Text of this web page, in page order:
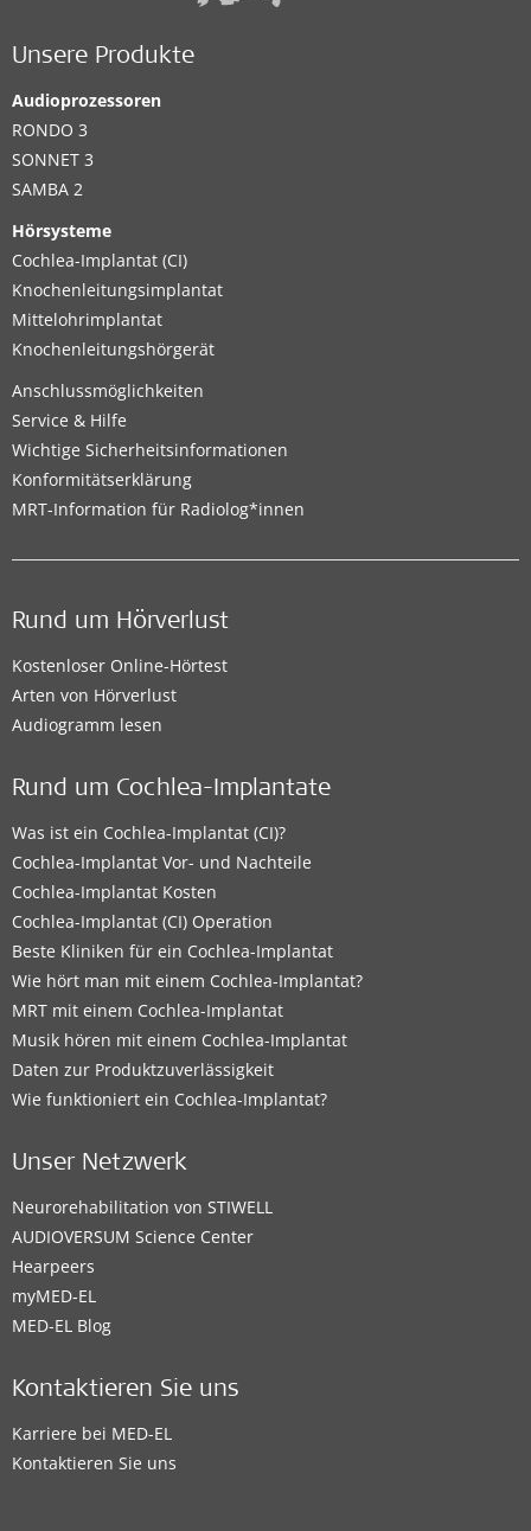
Unsere Produkte
Audioprozessoren
RONDO 3
SONNET 3
SAMBA 2
Hörsysteme
Cochlea-Implantat (CI)
Knochenleitungsimplantat
Mittelohrimplantat
Knochenleitungshörgerät
Anschlussmöglichkeiten
Service & Hilfe
Wichtige Sicherheitsinformationen
Konformitätserklärung
MRT-Information für Radiolog*innen
Rund um Hörverlust
Kostenloser Online-Hörtest
Arten von Hörverlust
Audiogramm lesen
Rund um Cochlea-Implantate
Was ist ein Cochlea-Implantat (CI)?
Cochlea-Implantat Vor- und Nachteile
Cochlea-Implantat Kosten
Cochlea-Implantat (CI) Operation
Beste Kliniken für ein Cochlea-Implantat
Wie hört man mit einem Cochlea-Implantat?
MRT mit einem Cochlea-Implantat
Musik hören mit einem Cochlea-Implantat
Daten zur Produktzuverlässigkeit
Wie funktioniert ein Cochlea-Implantat?
Unser Netzwerk
Neurorehabilitation von STIWELL
AUDIOVERSUM Science Center
Hearpeers
myMED‑EL
MED-EL Blog
Kontaktieren Sie uns
Karriere bei MED-EL
Kontaktieren Sie uns